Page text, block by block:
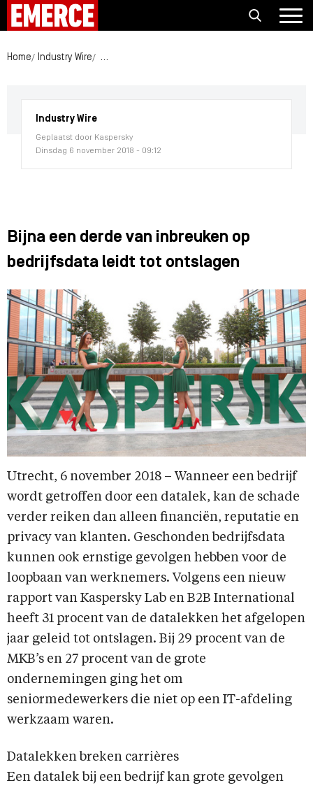
Home Industry Wire Bijna een derde van inbreuken op bedrijfsdata
Industry Wire
Geplaatst door Kaspersky
Dinsdag 6 november 2018 - 09:12
Bijna een derde van inbreuken op
bedrijfsdata leidt tot ontslagen
Utrecht, 6 november 2018 – Wanneer een bedrijf
wordt getroffen door een datalek, kan de schade
verder reiken dan alleen financiën, reputatie en
privacy van klanten. Geschonden bedrijfsdata
kunnen ook ernstige gevolgen hebben voor de
loopbaan van werknemers. Volgens een nieuw
rapport van Kaspersky Lab en B2B International
heeft 31 procent van de datalekken het afgelopen
jaar geleid tot ontslagen. Bij 29 procent van de
MKB’s en 27 procent van de grote
ondernemingen ging het om
seniormedewerkers die niet op een IT-afdeling
werkzaam waren.
Datalekken breken carrières
Een datalek bij een bedrijf kan grote gevolgen